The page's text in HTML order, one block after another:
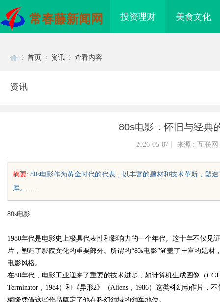
常春藤新闻网 投资理财 美食文化
uz
首页 资讯 查看内容
资讯
80s电影：怀旧与经典
2026-05-07 来源：互联网
摘要: 80s电影作为黄金时代的代表，以丰富的题材和技术革新，塑
库。......
80s电影
1980年代是电影史上极具代表性和影响力的一个年代。这十年不仅
片，塑造了影院文化的重要部分。所谓的“80s电影”涵盖了丰富的题
电影风格。
在80年代，电影工业迎来了重要的技术进步，如计算机生成图像（
Terminator，1984）和《异形2》（Aliens，1986）这类科幻动作片，
梅隆凭借这些作品奠定了他在科幻领域的领军地位。
网：丰富资源与优
极指南